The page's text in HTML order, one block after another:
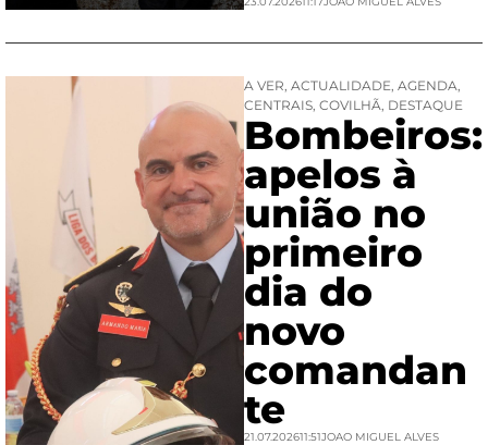
A VER, ACTUALIDADE, AGENDA,
CENTRAIS, COVILHÃ, DESTAQUE
Bombeiros:
apelos à
união no
primeiro
dia do
novo
comandan
te
21.07.202611:51JOAO MIGUEL ALVES